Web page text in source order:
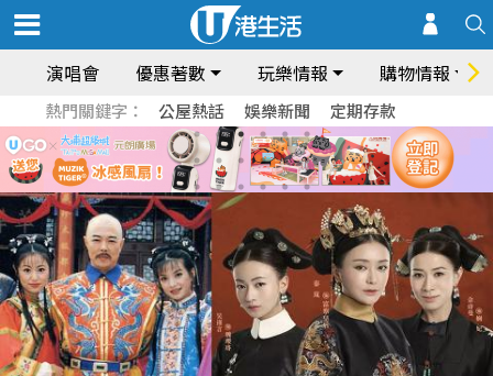
演唱會 優惠著數 玩樂情報 購物情報
熱門關鍵字： 公屋熱話 娛樂新聞 定期存款